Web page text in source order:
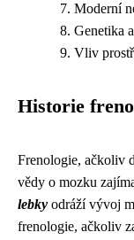
Moderní
Genetika
Vliv
Historie
Frenologie, ačkoliv
vědy o mozku
lebky odráží vývoj
frenologie, ačkoliv